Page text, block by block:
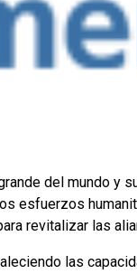
del mundo y
esfuerzos
revitalizar las
las